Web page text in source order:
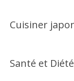
Cuisiner
Santé et